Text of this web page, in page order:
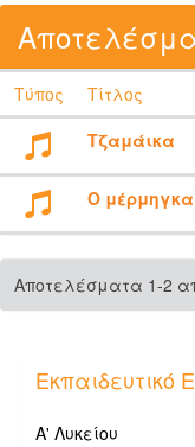
Τύπος Τίτλος
Τζαμάικα
Ο
Αποτελέσματα 1-2
Εκπαιδευτικό
Α' Λυκείου